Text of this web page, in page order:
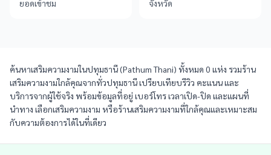
ยอดเข้าชม จังหวัด
ค้นหาเสริมความงามในปทุมธานี (Pathum Thani) ทั้งหมด 0 แห่ง รวมร้าน
เสริมความงามใกล้คุณจากทั่วปทุมธานี เปรียบเทียบรีวิว คะแนน และ
บริการจากผู้ใช้จริง พร้อมข้อมูลที่อยู่ เบอร์โทร เวลาเปิด-ปิด และแผนที่
นำทาง เลือกเสริมความงาม หรือร้านเสริมความงามที่ใกล้คุณและเหมาะสม
กับความต้องการได้ในที่เดียว